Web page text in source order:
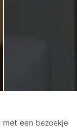
een bezoekje